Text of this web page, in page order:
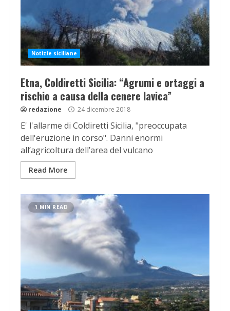
Notizie siciliane
Etna, Coldiretti Sicilia: “Agrumi e ortaggi a
rischio a causa della cenere lavica”
redazione 24 dicembre 2018
E' l'allarme di Coldiretti Sicilia, "preoccupata
dell'eruzione in corso". Danni enormi
all’agricoltura dell’area del vulcano
Read More
1 MIN READ